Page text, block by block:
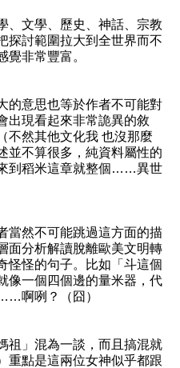
、文學、歷史、神話、宗教
探討範圍拉大到全世界而不
覺非常豐富。
的意思也等於作者不可能對
出現看起來非常詭異的敘
不然其他文化我 也沒那麼
並不算很多，純資料屬性的
到稻米這章就整個……異世
當然不可能跳過這方面的描
面分析解讀脫離歐美文明轉
怪怪的句子。比如「斗這個
像一個四個邊的量米器，代
啊咧？（囧）
祖」混為一談，而且搞混就
重點是這兩位女神似乎都跟